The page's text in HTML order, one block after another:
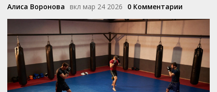
Алиса Воронова вкл мар 24 2026 0 Комментарии